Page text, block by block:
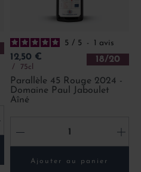
5 / 5 - 1 avis
Prix
12,50 €
75cl
18/20
Parallèle 45 Rouge 2024 -
Domaine Paul Jaboulet
Aîné
- +
Ajouter au panier